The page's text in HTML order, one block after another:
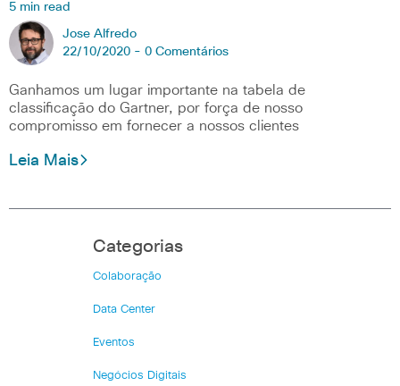
5 min read
Jose Alfredo
22/10/2020 - 0 Comentários
Ganhamos um lugar importante na tabela de
classificação do Gartner, por força de nosso
compromisso em fornecer a nossos clientes
Leia Mais
Categorias
Colaboração
Data Center
Eventos
Negócios Digitais